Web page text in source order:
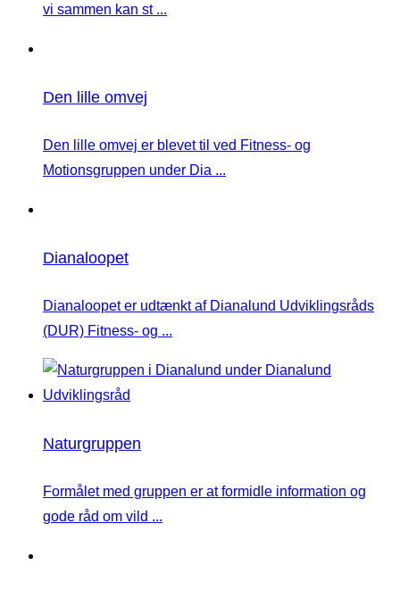
vi sammen kan st ...
Den lille omvej
Den lille omvej er blevet til ved Fitness- og
Motionsgruppen under Dia ...
Dianaloopet
Dianaloopet er udtænkt af Dianalund Udviklingsråds
(DUR) Fitness- og ...
Naturgruppen
Formålet med gruppen er at formidle information og
gode råd om vild ...